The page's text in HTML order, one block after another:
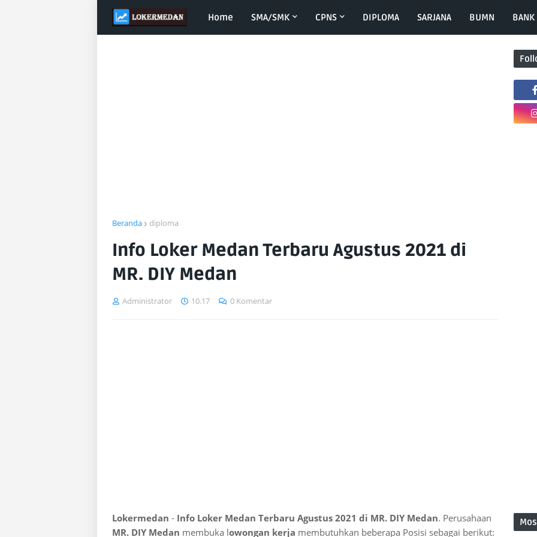
Home SMA/SMK CPNS DIPLOMA SARJANA BUMN BANK
Beranda diploma
Info Loker Medan Terbaru Agustus 2021 di
MR. DIY Medan
Administrator 10.17 0 Komentar
Lokermedan - Info Loker Medan Terbaru Agustus 2021 di MR. DIY Medan. Perusahaan
MR. DIY Medan membuka lowongan kerja membutuhkan beberapa Posisi sebagai berikut: